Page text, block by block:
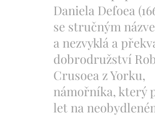
Daniela Defoea
se stručným
a nezvyklá a
dobrodružství
Crusoea z Yorku,
námořníka, který
let na